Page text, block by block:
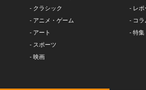
- クラシック
- アニメ・ゲーム
- アート
- スポーツ
- 映画
- レポ
- コラ
- 特集